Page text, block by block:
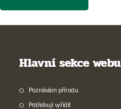
Hlavní sekce webu
Poznávám přírodu
Potřebuji vyřídit